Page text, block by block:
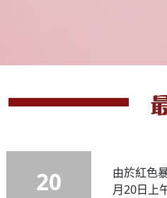
20
由於紅色
月20日上